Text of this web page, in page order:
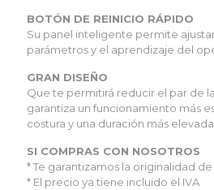
BOTÓN DE REINICIO RÁPIDO
Su panel inteligente permite
parámetros y el aprendizaje del
GRAN DISEÑO
Que te permitirá reducir el par de
garantiza un funcionamiento más
costura y una duración más
SI COMPRAS CON NOSOTROS
* Te garantizamos la originalidad
* El precio ya tiene incluido el IVA